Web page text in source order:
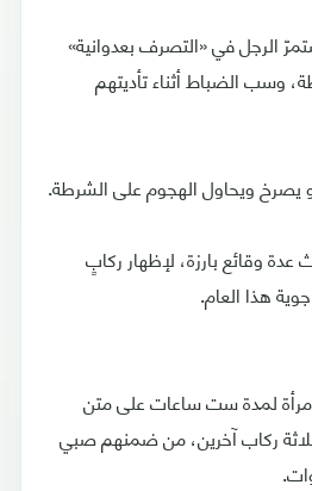
الرجل في «التصرف بعدوانية»
وسب الضباط أثناء تأديتهم
يصرخ ويحاول الهجوم على الشرطة.
وقائع بارزة، لإظهار ركابٍ
هذا العام.
لمدة ست ساعات على متن
ثلاثة ركاب آخرين، من ضمنهم صبي